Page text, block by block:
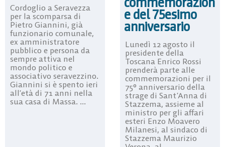
Cordoglio a Seravezza
per la scomparsa di
Pietro Giannini, già
funzionario comunale,
ex amministratore
pubblico e persona da
sempre attiva nel
mondo politico e
associativo seravezzino.
Giannini si è spento ieri
all’età di 71 anni nella
sua casa di Massa. ...
e del 75esimo
anniversario
Lunedì 12 agosto il
presidente della
Toscana Enrico Rossi
prenderà parte alle
commemorazioni per il
75° anniversario della
strage di Sant’Anna di
Stazzema, assieme al
ministro per gli affari
esteri Enzo Moavero
Milanesi, al sindaco di
Stazzema Maurizio